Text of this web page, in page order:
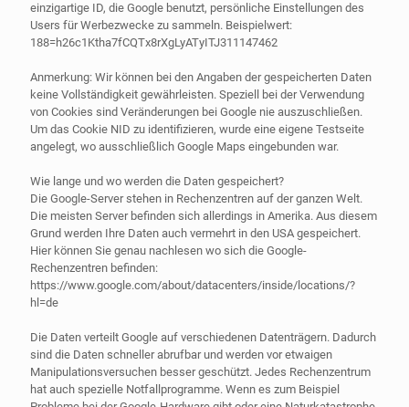
einzigartige ID, die Google benutzt, persönliche Einstellungen des
Users für Werbezwecke zu sammeln. Beispielwert:
188=h26c1Ktha7fCQTx8rXgLyATyITJ311147462
Anmerkung: Wir können bei den Angaben der gespeicherten Daten
keine Vollständigkeit gewährleisten. Speziell bei der Verwendung
von Cookies sind Veränderungen bei Google nie auszuschließen.
Um das Cookie NID zu identifizieren, wurde eine eigene Testseite
angelegt, wo ausschließlich Google Maps eingebunden war.
Wie lange und wo werden die Daten gespeichert?
Die Google-Server stehen in Rechenzentren auf der ganzen Welt.
Die meisten Server befinden sich allerdings in Amerika. Aus diesem
Grund werden Ihre Daten auch vermehrt in den USA gespeichert.
Hier können Sie genau nachlesen wo sich die Google-
Rechenzentren befinden:
https://www.google.com/about/datacenters/inside/locations/?
hl=de
Die Daten verteilt Google auf verschiedenen Datenträgern. Dadurch
sind die Daten schneller abrufbar und werden vor etwaigen
Manipulationsversuchen besser geschützt. Jedes Rechenzentrum
hat auch spezielle Notfallprogramme. Wenn es zum Beispiel